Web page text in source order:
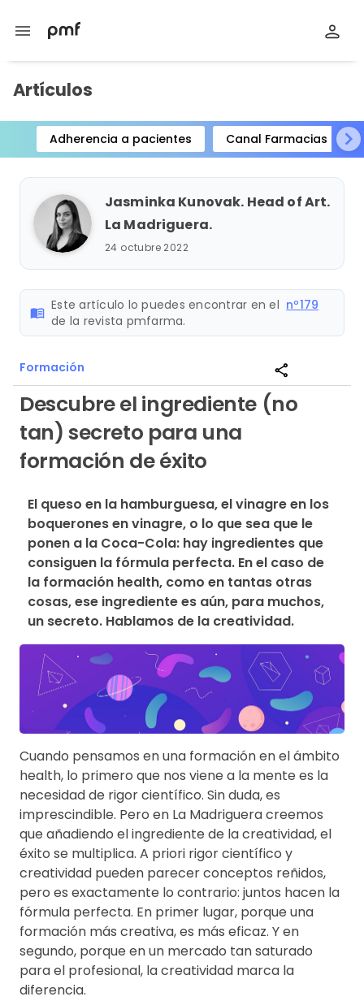
menu
Artículos
Adherencia a pacientes Canal Farmacias
Item
1
15
Jasminka Kunovak. Head of Art.
La Madriguera.
24 octubre 2022
menu_book Este artículo lo puedes encontrar en el nº179
de la revista pmfarma.
Formación share
Descubre el ingrediente (no
tan) secreto para una
formación de éxito
El queso en la hamburguesa, el vinagre en los
boquerones en vinagre, o lo que sea que le
ponen a la Coca-Cola: hay ingredientes que
consiguen la fórmula perfecta. En el caso de
la formación health, como en tantas otras
cosas, ese ingrediente es aún, para muchos,
un secreto. Hablamos de la creatividad.
Cuando pensamos en una formación en el ámbito
health, lo primero que nos viene a la mente es la
necesidad de rigor científico. Sin duda, es
imprescindible. Pero en La Madriguera creemos
que añadiendo el ingrediente de la creatividad, el
éxito se multiplica. A priori rigor científico y
creatividad pueden parecer conceptos reñidos,
pero es exactamente lo contrario: juntos hacen la
fórmula perfecta. En primer lugar, porque una
formación más creativa, es más eficaz. Y en
segundo, porque en un mercado tan saturado
para el profesional, la creatividad marca la
diferencia.